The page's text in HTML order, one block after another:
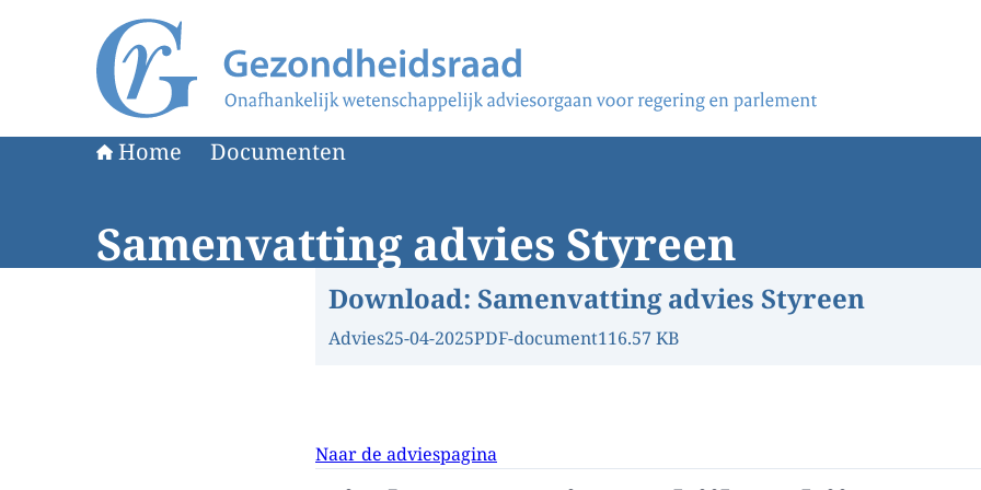
Naar de homepage van Gezondheidsraad
Home Documenten
Samenvatting advies Styreen
Download: Samenvatting advies Styreen
Advies25-04-2025PDF-document116.57 KB
Naar de adviespagina